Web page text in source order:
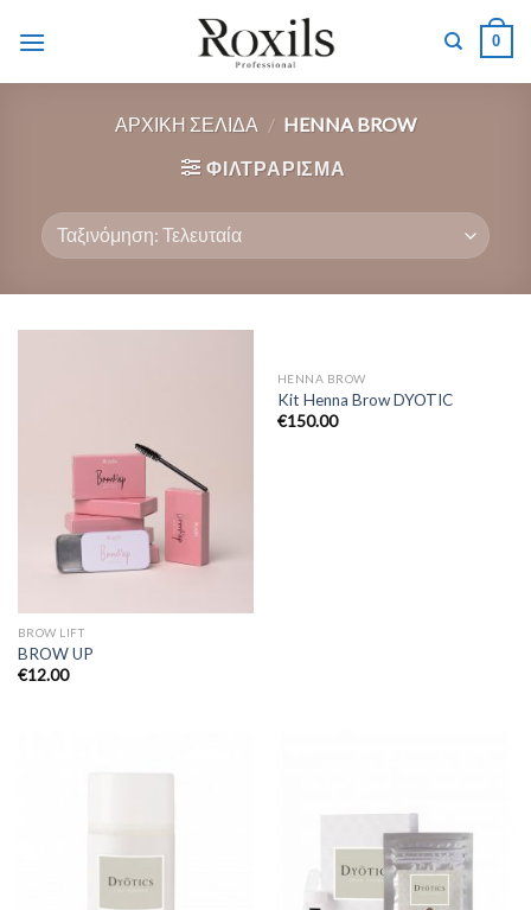
0
ΑΡΧΙΚΉ ΣΕΛΊΔΑ / HENNA BROW
ΦΙΛΤΡΆΡΙΣΜΑ
BROW LIFT
BROW UP
€12.00
HENNA BROW
Kit Henna Brow DYOTIC
€150.00